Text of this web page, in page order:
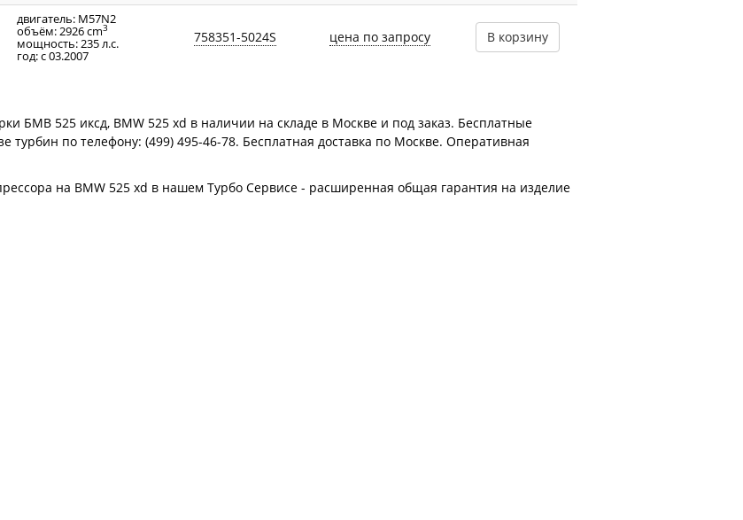
двигатель: M57N2
объём: 2926 cm3
мощность: 235 л.с.
год: с 03.2007
758351-5024S цена по запросу В корзину
БМВ 525 иксд, BMW 525 xd в наличии на складе в Москве и под заказ. Бесплатные
турбин по телефону: (499) 495-46-78. Бесплатная доставка по Москве. Оперативная
на BMW 525 xd в нашем Турбо Сервисе - расширенная общая гарантия на изделие